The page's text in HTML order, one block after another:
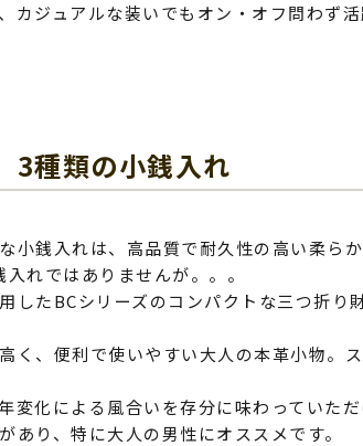
カジュアルな装いでもオン・オフ問わず
3種類の小銭入れ
小銭入れは、高品質で耐久性の高い柔ら
れではありませんが。。。
したBCシリーズのコンパクトな三つ折り
く、便利で使いやすい大人の本革小物。
変化による風合いを存分に味わっていた
り、特に大人の男性にオススメです。